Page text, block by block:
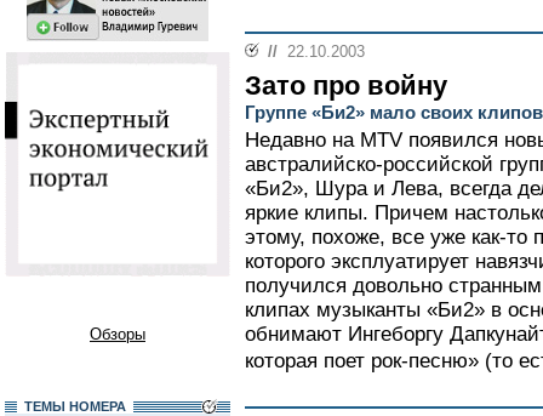
Обзоры
ТЕМЫ НОМЕРА
// 22.10.2003
Зато про войну
Группе «Би2» мало своих клипов
Недавно на MTV появился
австралийско-российской
«Би2», Шура и Лева, всегда
яркие клипы. Причем
этому, похоже, все уже как-то
которого эксплуатирует
получился довольно
клипах музыканты «Би2» в
обнимают Ингеборгу
которая поет рок-песню» (то